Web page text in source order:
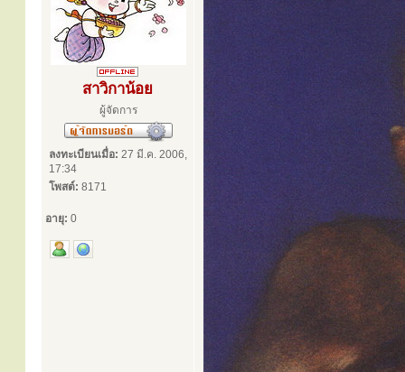
สาวิกาน้อย
ผู้จัดการ
ลงทะเบียนเมื่อ: 27 มี.ค. 2006,
17:34
โพสต์: 8171
อายุ: 0